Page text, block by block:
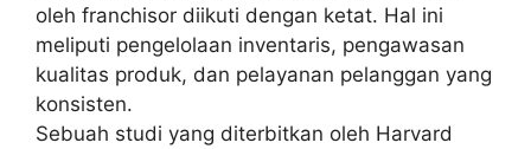
oleh franchisor diikuti dengan ketat. Hal ini
meliputi pengelolaan inventaris, pengawasan
kualitas produk, dan pelayanan pelanggan yang
konsisten.
Sebuah studi yang diterbitkan oleh Harvard